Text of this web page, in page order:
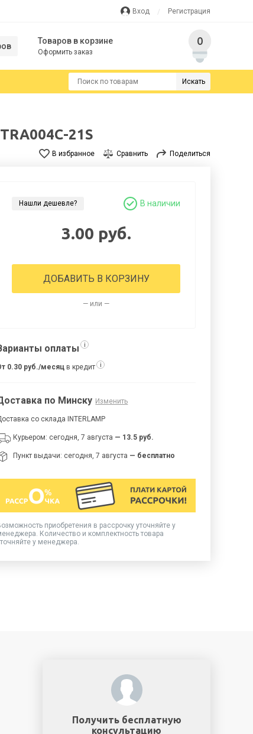
Вход Регистрация
Товаров в корзине
Оформить заказ
0
Искать
21S
В избранное Сравнить Поделиться
Нашли дешевле? В наличии
3.00 руб.
ДОБАВИТЬ В КОРЗИНУ
— или —
оплаты i
0.30 руб./месяц в кредит i
по Минску Изменить
со склада INTERLAMP
Курьером: сегодня, 7 августа — 13.5 руб.
Пункт выдачи: сегодня, 7 августа — бесплатно
приобретения в рассрочку уточняйте у
Количество и комплектность товара
у менеджера.
Получить бесплатную
консультацию